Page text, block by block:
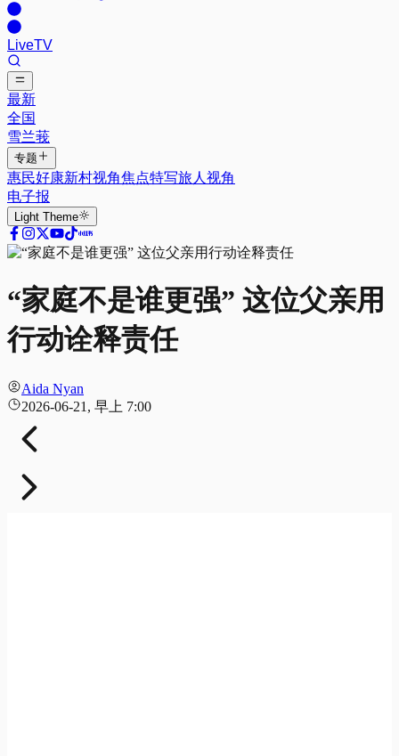
LiveTV
最新
全国
雪兰莪
专题
惠民好康新村视角焦点特写旅人视角
电子报
Light Theme
“家庭不是谁更强” 这位父亲用
行动诠释责任
Aida Nyan
2026-06-21, 早上 7:00